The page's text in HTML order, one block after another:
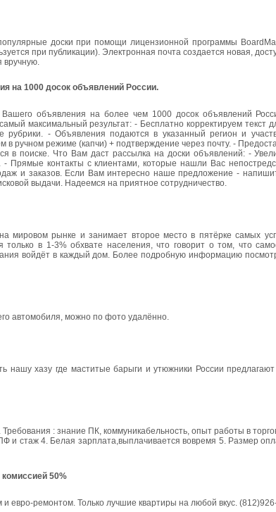
доски при помощи лицензионной программы
при публикации). Электронная почта создается новая,
вручную.
на 1000 досок объявлений России.
объявления на более чем 1000 досок объявлений
максимальный результат: - Бесплатно корректируем текст
- Объявления подаются в указанный регион и
в ручном режиме (капчи) + подтверждение через почту. -
в поиске. Что Вам даст рассылка на доски объявлений: -
- Прямые контакты с клиентами, которые нашли Вас
и заказов. Если Вам интересно наше предложение -
выдачи. Надеемся на приятное сотрудничество.
мировом рынке и занимает второе место в пятёрке самых
в 1-3% обхвате населения, что говорит о том, что
войдёт в каждый дом. Более подробную информацию
автомобиля, можно по фото удалённо.
нашу хазу где маститые барыги и утюжники России
: знание ПК, коммуникабельность, опыт работы в
и стаж 4. Белая зарплата,выплачивается вовремя 5. Размер
50%
евро-ремонтом. Только лучшие квартиры на любой вкус.